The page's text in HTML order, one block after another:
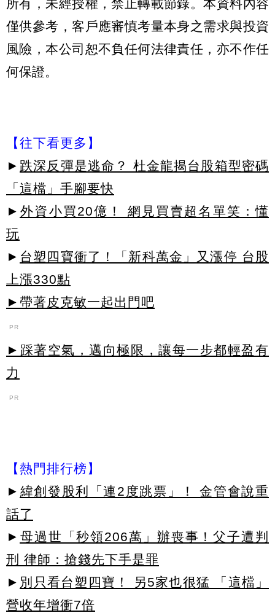
所有，未經授權，禁止轉載節錄。本資料內容
僅供參考，客戶應審慎考量本身之需求與投資
風險，本公司恕不負任何法律責任，亦不作任
何保證。
【往下看更多】
► 跌深反彈是逃命？ 杜金龍揭台股箱型密碼
「這檔」手腳要快
► 外資小買20億！ 網見買賣超名單笑：懂
玩
► 台塑四寶衝了！「新科萬金」又漲停 台股
上漲330點
►帶著皮克敏一起出門吧
PR
►踩著空氣，邁向極限，讓每一步都輕盈有
力
PR
【熱門排行榜】
► 緯創發股利「連2度跳票」！ 金管會說重
話了
► 母過世「秒領206萬」辦喪事！父子遭判
刑 律師：搶錢先下手是罪
► 別只看台塑四寶！ 另5家也很猛 「這檔」
營收年增衝7倍